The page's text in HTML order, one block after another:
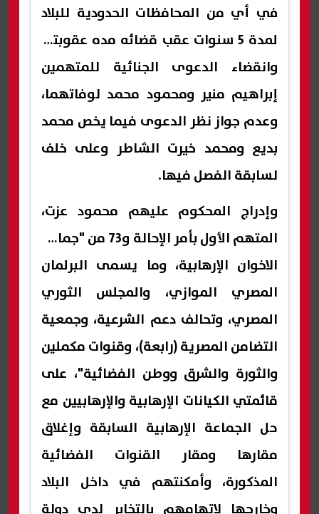
في أي من المحافظات الحدودية للبلاد
لمدة 5 سنوات عقب قضائه مده عقوبته،
وانقضاء الدعوى الجنائية للمتهمين
إبراهيم منير ومحمود محمد لوفاتهما،
وعدم جواز نظر الدعوى فيما يخص محمد
بديع ومحمد خيرت الشاطر وعلى خلف
لسابقة الفصل فيها.
وإدراج المحكوم عليهم محمود عزت،
المتهم الأول بأمر الإحالة و73 من "جماعة
الاخوان الإرهابية، وما يسمى البرلمان
المصري الموازي، والمجلس الثوري
المصري، وتحالف دعم الشرعية، وجمعية
التضامن المصرية (رابعة)، وقنوات مكملين
والثورة والشرق ووطن الفضائية"، على
قائمتي الكيانات الإرهابية والإرهابيين مع
حل الجماعة الإرهابية السابقة وإغلاق
مقارها ومقار القنوات الفضائية
المذكورة، وأمكنتهم في داخل البلاد
وخارجها لاتهامهم بالتخابر لدى دولة